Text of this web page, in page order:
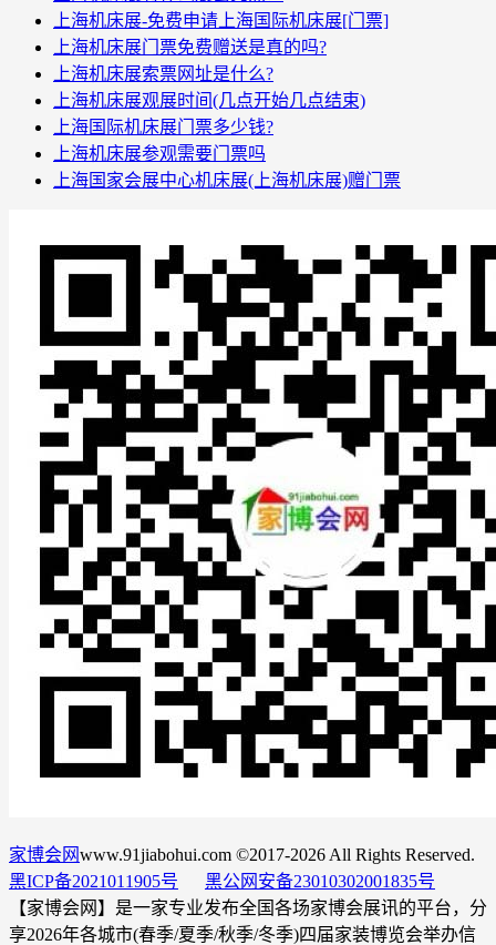
上海机床展-免费申请上海国际机床展[门票]
上海机床展门票免费赠送是真的吗?
上海机床展索票网址是什么?
上海机床展观展时间(几点开始几点结束)
上海国际机床展门票多少钱?
上海机床展参观需要门票吗
上海国家会展中心机床展(上海机床展)赠门票
家博会网www.91jiabohui.com ©2017-2026 All Rights Reserved.
黑ICP备2021011905号
黑公网安备23010302001835号
【家博会网】是一家专业发布全国各场家博会展讯的平台，分
享2026年各城市(春季/夏季/秋季/冬季)四届家装博览会举办信